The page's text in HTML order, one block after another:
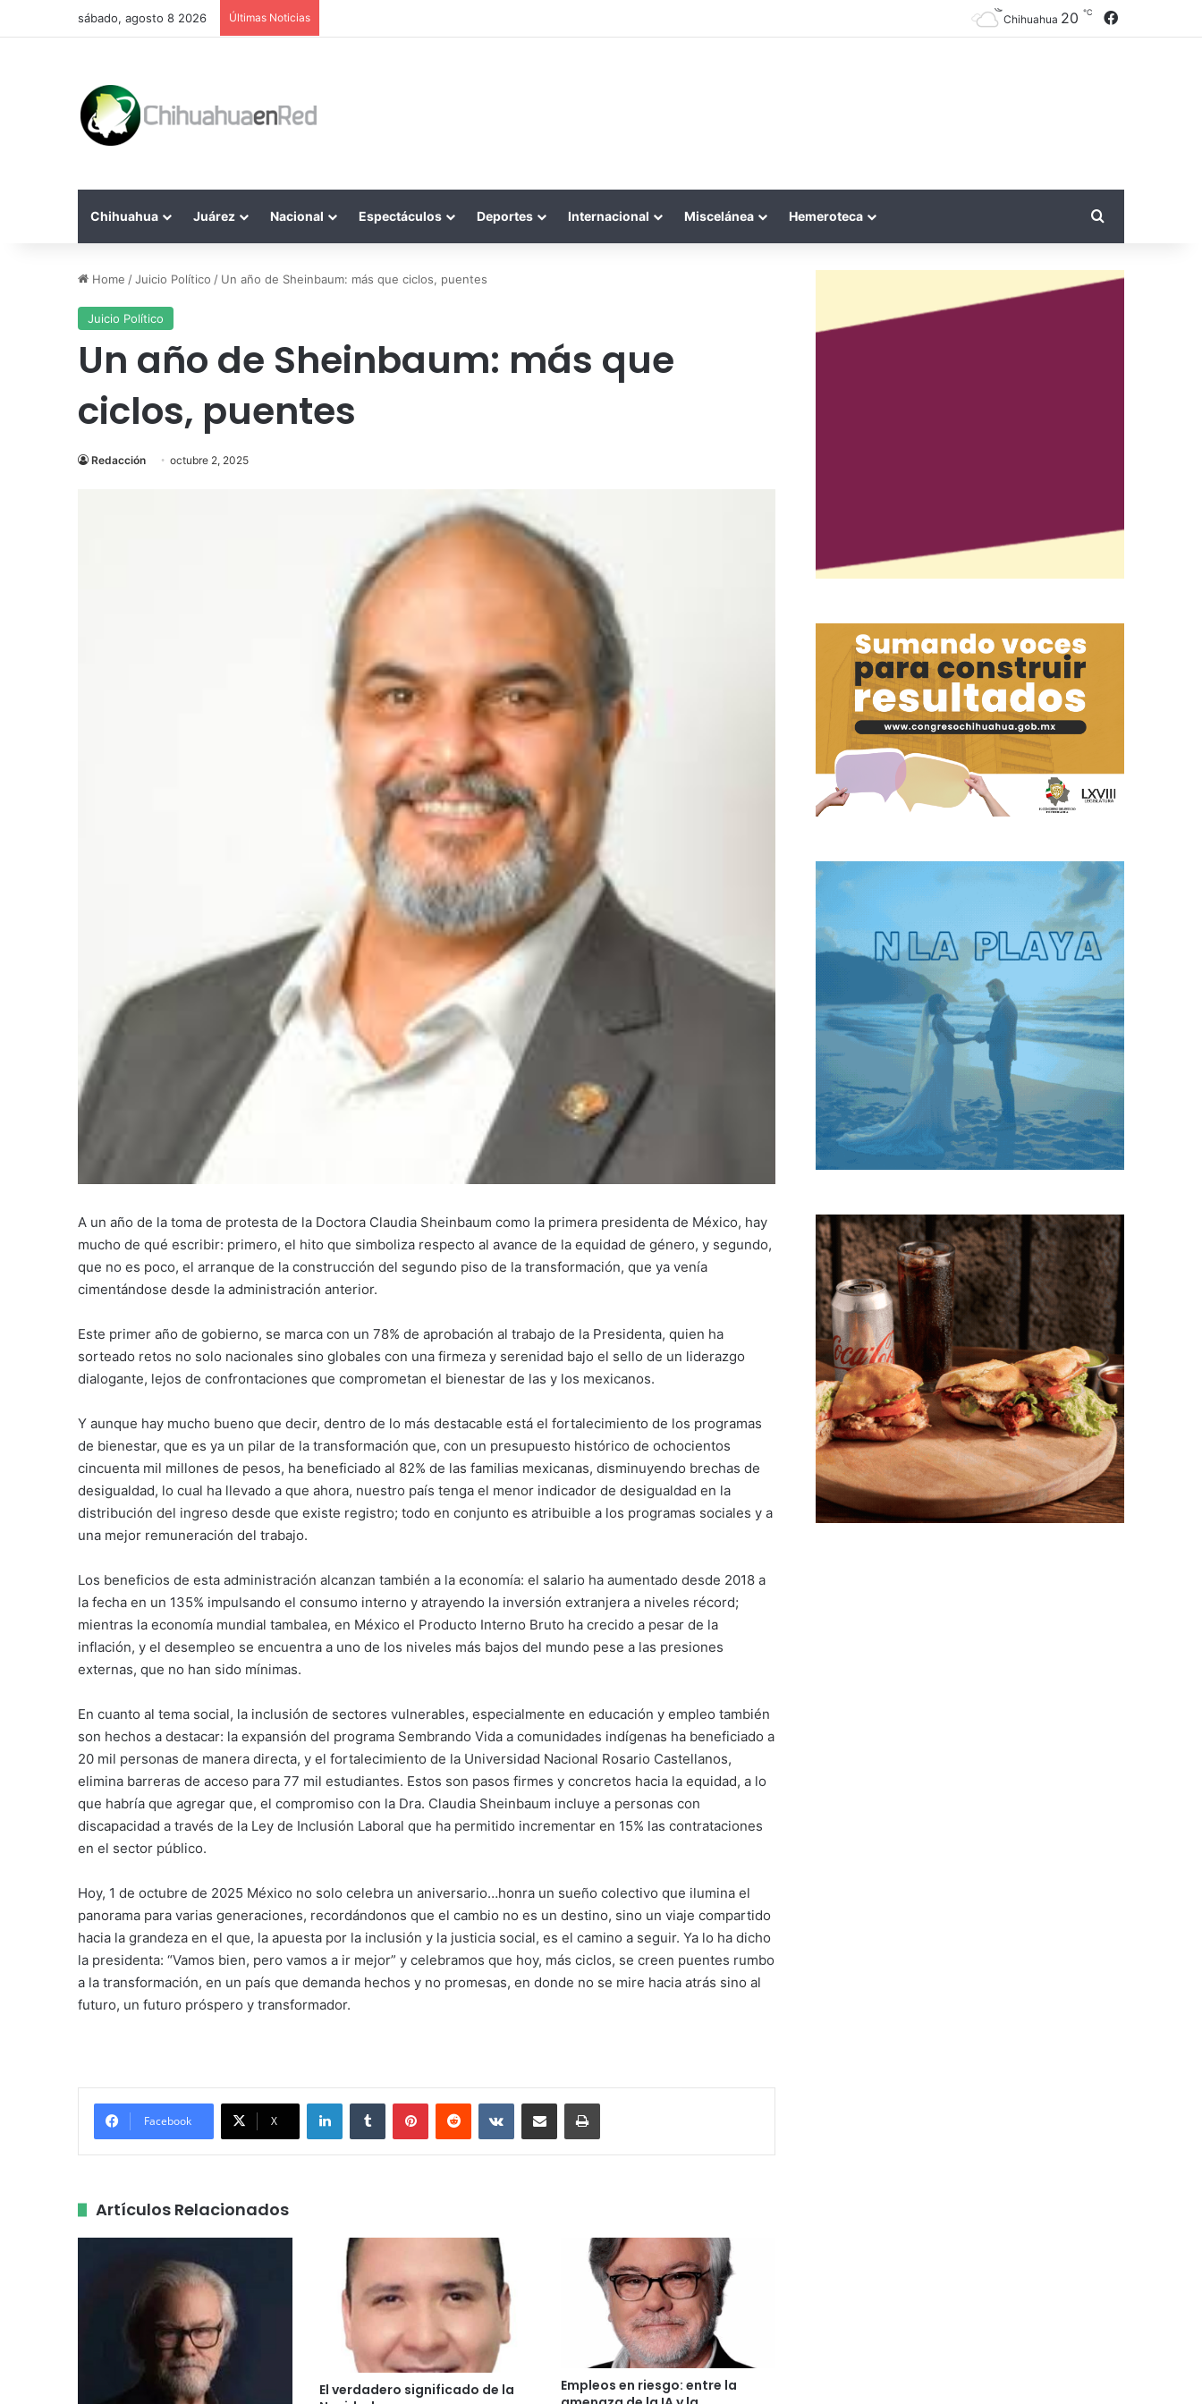
sábado, agosto 8 2026 Últimas Noticias Chihuahua 20 ℃ Facebook
Chihuahua Juárez Nacional Espectáculos Deportes Internacional Miscelánea Hemeroteca Search for
Home /Juicio Político / Un año de Sheinbaum: más que ciclos, puentes
Juicio Político
Un año de Sheinbaum: más que
ciclos, puentes
Redacción octubre 2, 2025
A un año de la toma de protesta de la Doctora Claudia Sheinbaum como la primera presidenta de México, hay
mucho de qué escribir: primero, el hito que simboliza respecto al avance de la equidad de género, y segundo,
que no es poco, el arranque de la construcción del segundo piso de la transformación, que ya venía
cimentándose desde la administración anterior.
Este primer año de gobierno, se marca con un 78% de aprobación al trabajo de la Presidenta, quien ha
sorteado retos no solo nacionales sino globales con una firmeza y serenidad bajo el sello de un liderazgo
dialogante, lejos de confrontaciones que comprometan el bienestar de las y los mexicanos.
Y aunque hay mucho bueno que decir, dentro de lo más destacable está el fortalecimiento de los programas
de bienestar, que es ya un pilar de la transformación que, con un presupuesto histórico de ochocientos
cincuenta mil millones de pesos, ha beneficiado al 82% de las familias mexicanas, disminuyendo brechas de
desigualdad, lo cual ha llevado a que ahora, nuestro país tenga el menor indicador de desigualdad en la
distribución del ingreso desde que existe registro; todo en conjunto es atribuible a los programas sociales y a
una mejor remuneración del trabajo.
Los beneficios de esta administración alcanzan también a la economía: el salario ha aumentado desde 2018 a
la fecha en un 135% impulsando el consumo interno y atrayendo la inversión extranjera a niveles récord;
mientras la economía mundial tambalea, en México el Producto Interno Bruto ha crecido a pesar de la
inflación, y el desempleo se encuentra a uno de los niveles más bajos del mundo pese a las presiones
externas, que no han sido mínimas.
En cuanto al tema social, la inclusión de sectores vulnerables, especialmente en educación y empleo también
son hechos a destacar: la expansión del programa Sembrando Vida a comunidades indígenas ha beneficiado a
20 mil personas de manera directa, y el fortalecimiento de la Universidad Nacional Rosario Castellanos,
elimina barreras de acceso para 77 mil estudiantes. Estos son pasos firmes y concretos hacia la equidad, a lo
que habría que agregar que, el compromiso con la Dra. Claudia Sheinbaum incluye a personas con
discapacidad a través de la Ley de Inclusión Laboral que ha permitido incrementar en 15% las contrataciones
en el sector público.
Hoy, 1 de octubre de 2025 México no solo celebra un aniversario…honra un sueño colectivo que ilumina el
panorama para varias generaciones, recordándonos que el cambio no es un destino, sino un viaje compartido
hacia la grandeza en el que, la apuesta por la inclusión y la justicia social, es el camino a seguir. Ya lo ha dicho
la presidenta: “Vamos bien, pero vamos a ir mejor” y celebramos que hoy, más ciclos, se creen puentes rumbo
a la transformación, en un país que demanda hechos y no promesas, en donde no se mire hacia atrás sino al
futuro, un futuro próspero y transformador.
Facebook X
LinkedInTumblr PinterestReddit VKontakteShare via Email Print
Artículos Relacionados
El verdadero significado de la
Empleos en riesgo: entre la